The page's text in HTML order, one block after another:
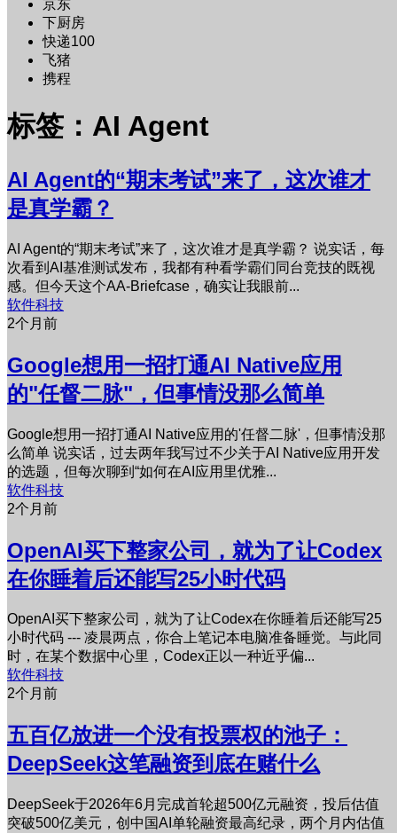
京东
下厨房
快递100
飞猪
携程
标签：AI Agent
AI Agent的“期末考试”来了，这次谁才
是真学霸？
AI Agent的“期末考试”来了，这次谁才是真学霸？ 说实话，每
次看到AI基准测试发布，我都有种看学霸们同台竞技的既视
感。但今天这个AA-Briefcase，确实让我眼前...
软件科技
2个月前
Google想用一招打通AI Native应用
的"任督二脉"，但事情没那么简单
Google想用一招打通AI Native应用的'任督二脉'，但事情没那
么简单 说实话，过去两年我写过不少关于AI Native应用开发
的选题，但每次聊到“如何在AI应用里优雅...
软件科技
2个月前
OpenAI买下整家公司，就为了让Codex
在你睡着后还能写25小时代码
OpenAI买下整家公司，就为了让Codex在你睡着后还能写25
小时代码 --- 凌晨两点，你合上笔记本电脑准备睡觉。与此同
时，在某个数据中心里，Codex正以一种近乎偏...
软件科技
2个月前
五百亿放进一个没有投票权的池子：
DeepSeek这笔融资到底在赌什么
DeepSeek于2026年6月完成首轮超500亿元融资，投后估值
突破500亿美元，创中国AI单轮融资最高纪录，两个月内估值